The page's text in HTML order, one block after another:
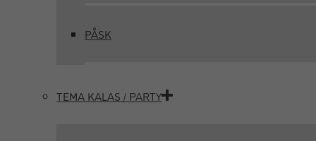
PÅSK
TEMA KALAS / PARTY